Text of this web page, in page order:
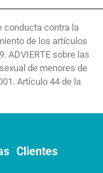
conducta contra la
de los artículos
ADVIERTE sobre las
de menores de
Artículo 44 de la
Clientes